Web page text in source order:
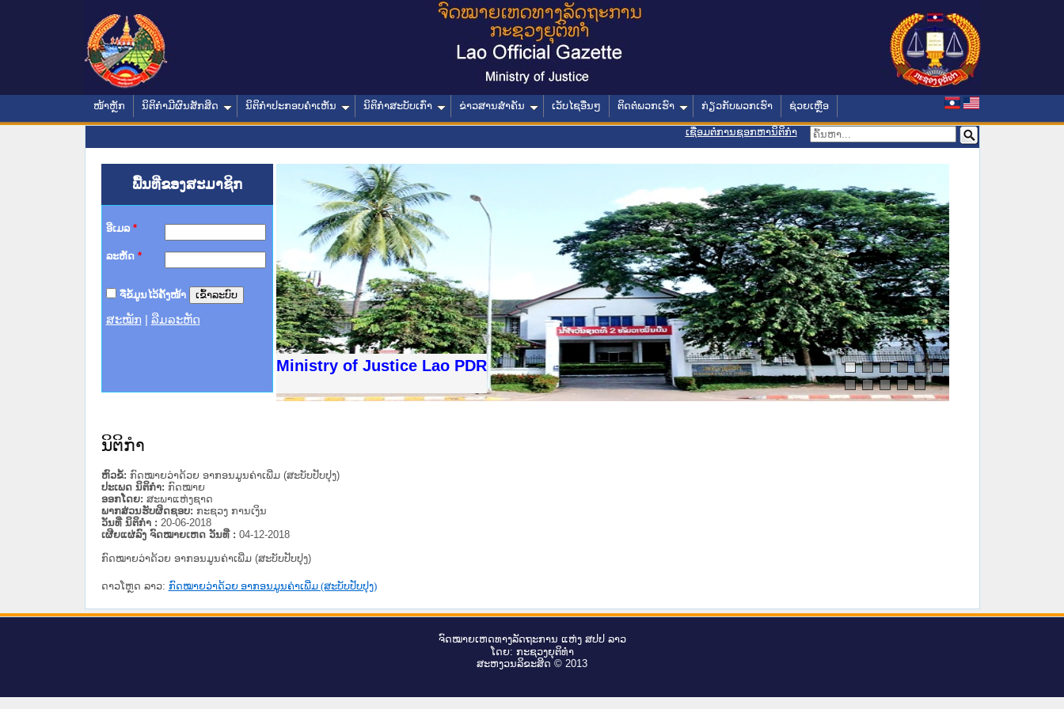
ໜ້າຫຼັກ ນິຕິກໍາມີຜົນສັກສິດ ນິຕິກໍາປະກອບຄໍາເຫັນ ນິຕິກໍາສະບັບເກົ່າ ຂ່າວສານສໍາຄັນ ເວັບໄຊອື່ນໆ ຕິດຕໍ່ພວກເຮົາ ກ່ຽວກັບພວກເຮົາ ຊ່ວຍເຫຼືອ
ເຊື່ອມຕໍ່ການຊອກຫານິຕິກຳ
ພື້ນທີ່ຂອງສະມາຊິກ
ອີເມລ *
ລະຫັດ *
ຈື່ຂໍ້ມູນໄວ້ຄັ້ງໜ້າ
ສະໝັກ ລືມລະຫັດ
Ministry of Justice Lao PDR
ານສະພາປະຊາຊົນ ພາກເໜືອ
ທາງລັດຖະການ
ສຳລັບ ພາກກາງ
ສຳລັບ ພາກໃຕ້
ວິທະຍາຄານຕຳຫຼວດປະຊາຊົນ
ວິທະຍາຄານສັນຕິບານປະຊາຊົນ
ຂັ້ນແຂວງພາກເໜືອ
ານສະພາປະຊາຊົນ ພາກກາງ
ນິຕິກໍາ
ຫົວຂໍ້: ກົດໝາຍວ່າດ້ວຍ ອາກອນມູນຄ່າເພີ່ມ (ສະບັບປັບປຸງ)
ປະເພດ ນິຕິກໍາ: ກົດໝາຍ
ອອກໂດຍ: ສະພາແຫ່ງຊາດ
ພາກສ່ວນຮັບຜິດຊອບ: ກະຊວງ ການເງິນ
ວັນທີ່ ນິຕິກໍາ : 20-06-2018
ເຜີຍແຜ່ລົງ ຈົດໝາຍເຫດ ວັນທີ່ : 04-12-2018
ກົດໝາຍວ່າດ້ວຍ ອາກອນມູນຄ່າເພີ່ມ (ສະບັບປັບປຸງ)
ດາວໂຫຼດ ລາວ: ກົດໝາຍວ່າດ້ວຍ ອາກອນມູນຄ່າເພີ່ມ (ສະບັບປັບປຸງ)
ຈົດ​ໝາຍ​ເຫດ​ທາງ​ລັດ​ຖະ​ການ ແຫ່ງ ສ​ປ​ປ ລາວ
ໂດຍ: ກະ​ຊວງຍຸ​ຕິ​ທຳ
ສະ​ຫງວນ​ລິ​ຂະ​ສິດ © 2013